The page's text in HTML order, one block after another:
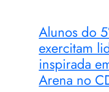
Alunos do
exercitam
inspirada
Arena no